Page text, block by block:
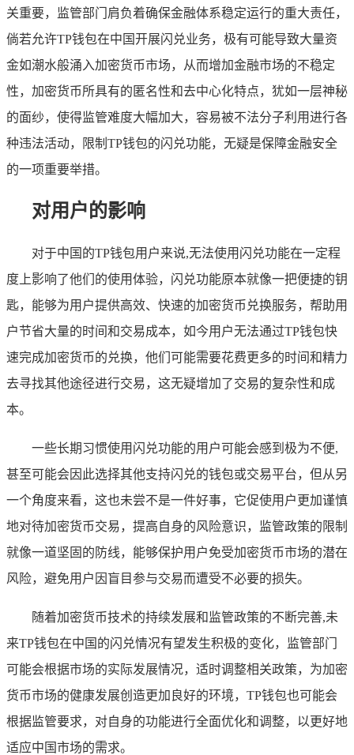
关重要，监管部门肩负着确保金融体系稳定运行的重大责任，
倘若允许TP钱包在中国开展闪兑业务，极有可能导致大量资
金如潮水般涌入加密货币市场，从而增加金融市场的不稳定
性，加密货币所具有的匿名性和去中心化特点，犹如一层神秘
的面纱，使得监管难度大幅加大，容易被不法分子利用进行各
种违法活动，限制TP钱包的闪兑功能，无疑是保障金融安全
的一项重要举措。
对用户的影响
对于中国的TP钱包用户来说,无法使用闪兑功能在一定程
度上影响了他们的使用体验，闪兑功能原本就像一把便捷的钥
匙，能够为用户提供高效、快速的加密货币兑换服务，帮助用
户节省大量的时间和交易成本，如今用户无法通过TP钱包快
速完成加密货币的兑换，他们可能需要花费更多的时间和精力
去寻找其他途径进行交易，这无疑增加了交易的复杂性和成
本。
一些长期习惯使用闪兑功能的用户可能会感到极为不便,
甚至可能会因此选择其他支持闪兑的钱包或交易平台，但从另
一个角度来看，这也未尝不是一件好事，它促使用户更加谨慎
地对待加密货币交易，提高自身的风险意识，监管政策的限制
就像一道坚固的防线，能够保护用户免受加密货币市场的潜在
风险，避免用户因盲目参与交易而遭受不必要的损失。
随着加密货币技术的持续发展和监管政策的不断完善,未
来TP钱包在中国的闪兑情况有望发生积极的变化，监管部门
可能会根据市场的实际发展情况，适时调整相关政策，为加密
货币市场的健康发展创造更加良好的环境，TP钱包也可能会
根据监管要求，对自身的功能进行全面优化和调整，以更好地
适应中国市场的需求。